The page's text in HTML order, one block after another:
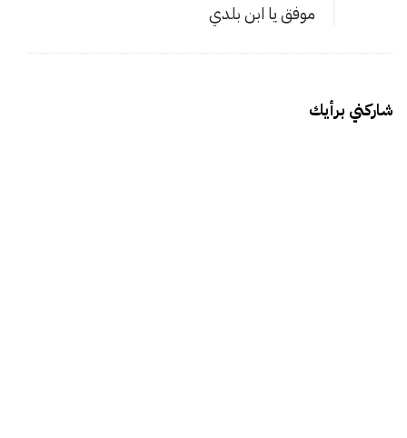
موفق يا ابن بلدي
شاركني برأيك